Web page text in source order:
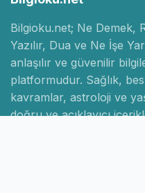
Bilgioku.net; Ne Demek,
Yazılır, Dua ve Ne İşe
anlaşılır ve güvenilir
platformudur. Sağlık,
kavramlar, astroloji ve
doğru ve açıklayıcı